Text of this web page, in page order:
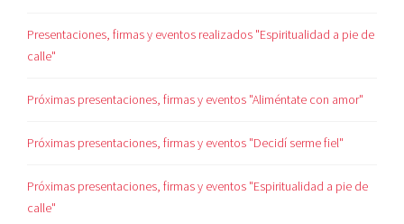
Presentaciones, firmas y eventos realizados "Espiritualidad a pie de
calle"
Próximas presentaciones, firmas y eventos "Aliméntate con amor"
Próximas presentaciones, firmas y eventos "Decidí serme fiel"
Próximas presentaciones, firmas y eventos "Espiritualidad a pie de
calle"